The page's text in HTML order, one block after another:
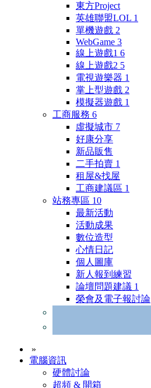
東方Project
英雄聯盟LOL 1
單機遊戲 2
WebGame 3
線上遊戲1 6
線上遊戲2 5
電視遊樂器 1
掌上型遊戲 2
模擬器遊戲 1
工商服務 6
虛擬城市 7
好康分享
新品販售
二手拍賣 1
租屋&找屋
工商建議區 1
站務專區 10
最新活動
活動成果
數位造型
心情日記
個人圖庫
新人報到練習
論壇問題建議 1
榮會及電子報討論
»
電腦資訊
硬體討論
超頻 & 開箱